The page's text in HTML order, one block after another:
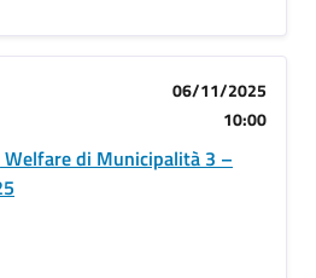
06/11/2025
10:00
Welfare di Municipalità 3 –